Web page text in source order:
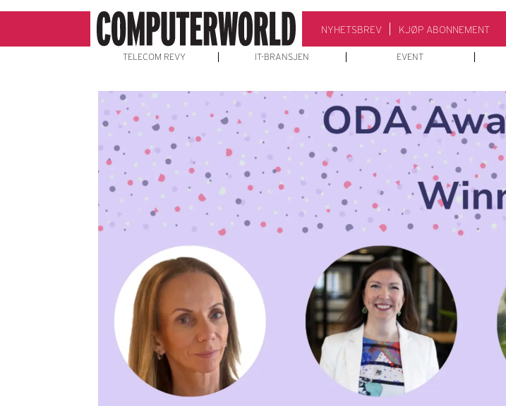
NYHETSBREV KJØP ABONNEMENT
TELECOM REVY IT-BRANSJEN EVENT